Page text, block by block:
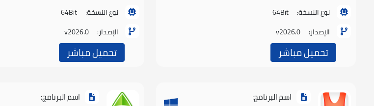
نوع النسخة:
64Bit
الإصدار:
v2026.0
تحميل مباشر
نوع النسخة:
64Bit
الإصدار:
v2026.0
تحميل مباشر
اسم البرنامج: اسم البرنامج: